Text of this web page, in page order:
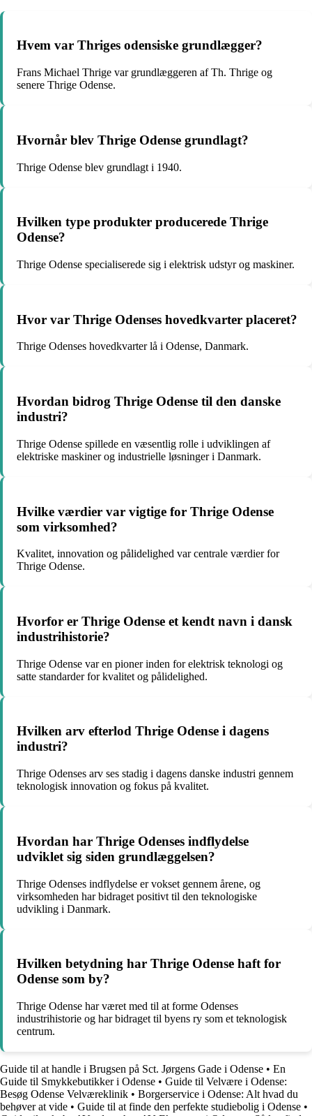
Hvem var Thriges odensiske grundlægger?
Frans Michael Thrige var grundlæggeren af Th. Thrige og
senere Thrige Odense.
Hvornår blev Thrige Odense grundlagt?
Thrige Odense blev grundlagt i 1940.
Hvilken type produkter producerede Thrige
Odense?
Thrige Odense specialiserede sig i elektrisk udstyr og maskiner.
Hvor var Thrige Odenses hovedkvarter placeret?
Thrige Odenses hovedkvarter lå i Odense, Danmark.
Hvordan bidrog Thrige Odense til den danske
industri?
Thrige Odense spillede en væsentlig rolle i udviklingen af
elektriske maskiner og industrielle løsninger i Danmark.
Hvilke værdier var vigtige for Thrige Odense
som virksomhed?
Kvalitet, innovation og pålidelighed var centrale værdier for
Thrige Odense.
Hvorfor er Thrige Odense et kendt navn i dansk
industrihistorie?
Thrige Odense var en pioner inden for elektrisk teknologi og
satte standarder for kvalitet og pålidelighed.
Hvilken arv efterlod Thrige Odense i dagens
industri?
Thrige Odenses arv ses stadig i dagens danske industri gennem
teknologisk innovation og fokus på kvalitet.
Hvordan har Thrige Odenses indflydelse
udviklet sig siden grundlæggelsen?
Thrige Odenses indflydelse er vokset gennem årene, og
virksomheden har bidraget positivt til den teknologiske
udvikling i Danmark.
Hvilken betydning har Thrige Odense haft for
Odense som by?
Thrige Odense har været med til at forme Odenses
industrihistorie og har bidraget til byens ry som et teknologisk
centrum.
Guide til at handle i Brugsen på Sct. Jørgens Gade i Odense • En
Guide til Smykkebutikker i Odense • Guide til Velvære i Odense:
Besøg Odense Velværeklinik • Borgerservice i Odense: Alt hvad du
behøver at vide • Guide til at finde den perfekte studiebolig i Odense •